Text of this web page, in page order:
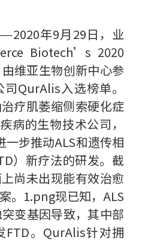
年9月29日，业
Biotech’s 2020
维亚生物创新中心参
QurAlis入选榜单。
疗肌萎缩侧索硬化症
病的生物技术公司，
步推动ALS和遗传相
）新疗法的研发。截
尚未出现能有效治愈
。1.png现已知，ALS
变基因导致，其中部
FTD。QurAlis针对拥